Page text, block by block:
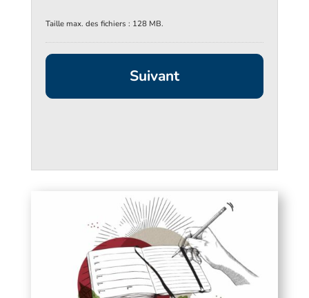
Taille max. des fichiers : 128 MB.